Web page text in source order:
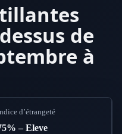
de
à
d’étrangeté
– Eleve